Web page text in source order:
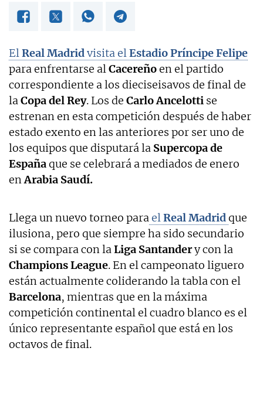
ElReal Madridvisita elEstadio Príncipe Felipe
para enfrentarse alCacereñoen el partido
correspondiente a los dieciseisavos de final de
laCopa del Rey. Los de Carlo Ancelotti se
estrenan en esta competición después de haber
estado exento en las anteriores por ser uno de
los equipos que disputará la Supercopa de
Españaque se celebrará a mediados de enero
enArabia Saudí.
Llega un nuevo torneo paraelReal Madridque
ilusiona, pero que siempre ha sido secundario
si se compara con laLiga Santandery con la
Champions League. En el campeonato liguero
están actualmente coliderando la tabla con el
Barcelona, mientras que en la máxima
competición continental el cuadro blanco es el
único representante español que está en los
octavos de final.